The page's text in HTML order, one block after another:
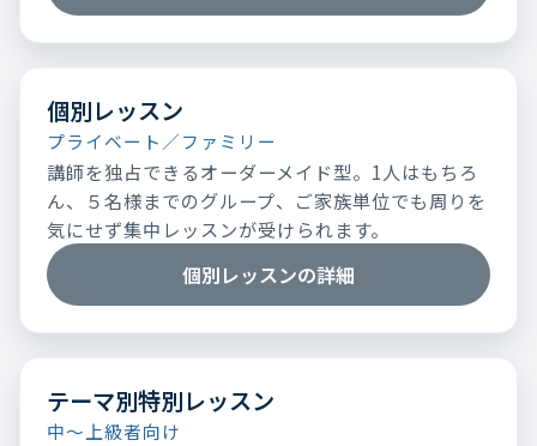
個別レッスン
プライベート／ファミリー
講師を独占できるオーダーメイド型。1人はもちろ
ん、５名様までのグループ、ご家族単位でも周りを
気にせず集中レッスンが受けられます。
個別レッスンの詳細
テーマ別特別レッスン
中～上級者向け